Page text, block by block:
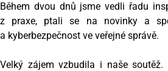
Během dvou dnů jsme vedli řadu
z praxe, ptali se na novinky a
a kyberbezpečnost ve veřejné správě.
Velký zájem vzbudila i naše